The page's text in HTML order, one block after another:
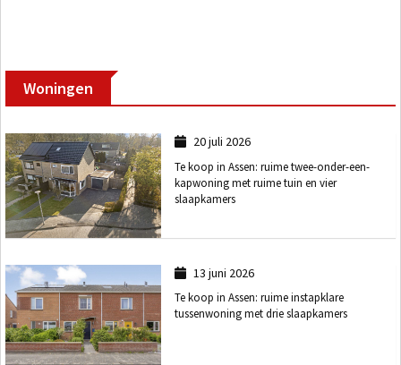
Woningen
20 juli 2026
Te koop in Assen: ruime twee-onder-een-
kapwoning met ruime tuin en vier
slaapkamers
13 juni 2026
Te koop in Assen: ruime instapklare
tussenwoning met drie slaapkamers